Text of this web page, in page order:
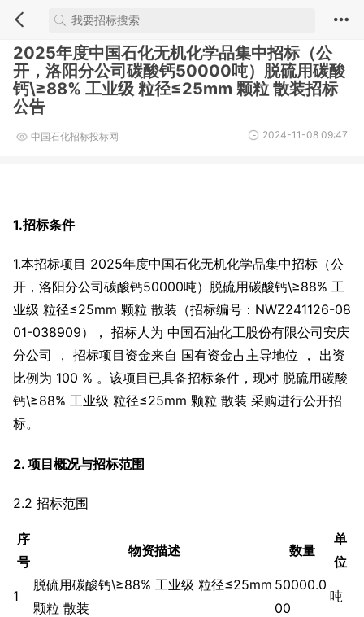
2025年度中国石化无机化学品集中招标（公
开，洛阳分公司碳酸钙50000吨）脱硫用碳酸
钙\≥88% 工业级 粒径≤25mm 颗粒 散装招标
公告
中国石化招标投标网 2024-11-08 09:47
1.招标条件
1.本招标项目 2025年度中国石化无机化学品集中招标（公
开，洛阳分公司碳酸钙50000吨）脱硫用碳酸钙\≥88% 工
业级 粒径≤25mm 颗粒 散装（招标编号：NWZ241126-08
01-038909）， 招标人为 中国石油化工股份有限公司安庆
分公司 ， 招标项目资金来自 国有资金占主导地位 ， 出资
比例为 100 % 。该项目已具备招标条件，现对 脱硫用碳酸
钙\≥88% 工业级 粒径≤25mm 颗粒 散装 采购进行公开招
标。
2. 项目概况与招标范围
2.2 招标范围
序
号
物资描述 数量
单
位
1
脱硫用碳酸钙\≥88% 工业级 粒径≤25mm
颗粒 散装
50000.0
00
吨